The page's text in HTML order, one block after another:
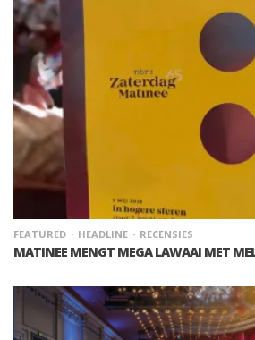
FEATURED HEADLINE RECENSIES
MATINEE MENGT MEGA LAWAAI MET